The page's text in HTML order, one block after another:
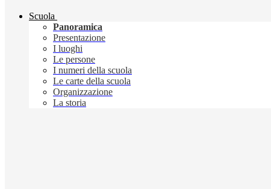
Scuola
Panoramica
Presentazione
I luoghi
Le persone
I numeri della scuola
Le carte della scuola
Organizzazione
La storia